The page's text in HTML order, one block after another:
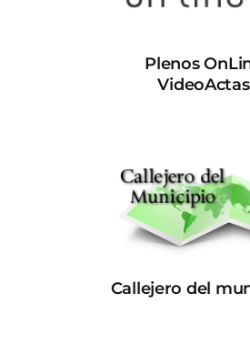
Plenos
VideoActas
Callejero del